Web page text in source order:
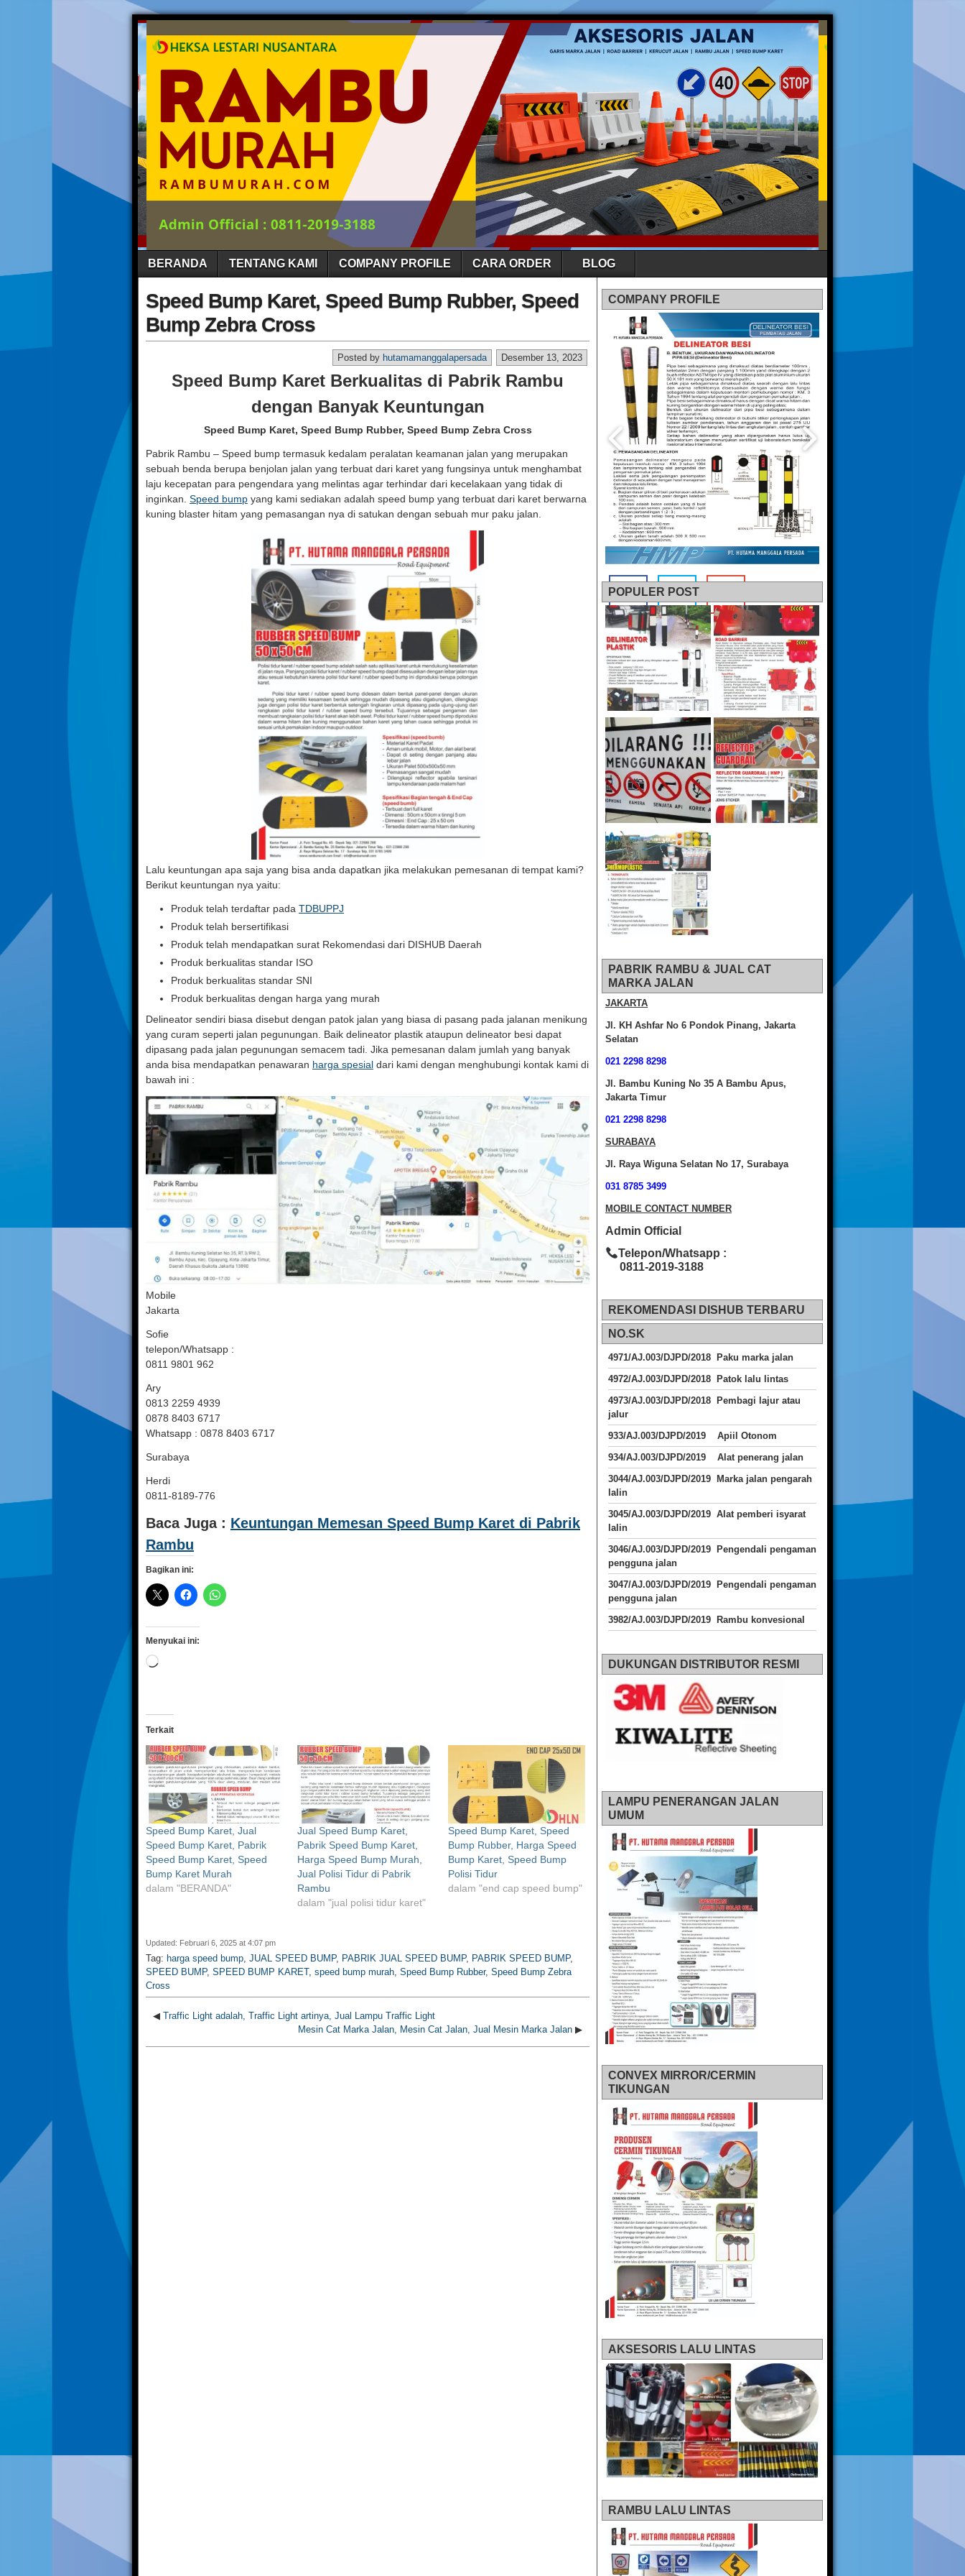
BERANDA TENTANG KAMI COMPANY PROFILE CARA ORDER BLOG
Speed Bump Karet, Speed Bump Rubber, Speed
Bump Zebra Cross
Desember 13, 2023
Posted by hutamamanggalapersada
Speed Bump Karet Berkualitas di Pabrik Rambu
dengan Banyak Keuntungan
Speed Bump Karet, Speed Bump Rubber, Speed Bump Zebra Cross
Pabrik Rambu – Speed bump termasuk kedalam peralatan keamanan jalan yang merupakan
sebuah benda berupa benjolan jalan yang terbuat dari karet yang fungsinya untuk menghambat
laju kecepatan para pengendara yang melintas agar terhindar dari kecelakaan yang tidak di
inginkan. Speed bump yang kami sediakan adalah speed bump yang terbuat dari karet berwarna
kuning blaster hitam yang pemasangan nya di satukan dengan sebuah mur paku jalan.
Lalu keuntungan apa saja yang bisa anda dapatkan jika melakukan pemesanan di tempat kami?
Berikut keuntungan nya yaitu:
Produk telah terdaftar pada TDBUPPJ
Produk telah bersertifikasi
Produk telah mendapatkan surat Rekomendasi dari DISHUB Daerah
Produk berkualitas standar ISO
Produk berkualitas standar SNI
Produk berkualitas dengan harga yang murah
Delineator sendiri biasa disebut dengan patok jalan yang biasa di pasang pada jalanan menikung
yang curam seperti jalan pegunungan. Baik delineator plastik ataupun delineator besi dapat
dipasang pada jalan pegunungan semacem tadi. Jika pemesanan dalam jumlah yang banyak
anda bisa mendapatkan penawaran harga spesial dari kami dengan menghubungi kontak kami di
bawah ini :
Mobile
Jakarta
Sofie
telepon/Whatsapp :
0811 9801 962
Ary
0813 2259 4939
0878 8403 6717
Whatsapp : 0878 8403 6717
Surabaya
Herdi
0811-8189-776
Baca Juga : Keuntungan Memesan Speed Bump Karet di Pabrik
Rambu
Bagikan ini:
Menyukai ini:
Memuat...
Terkait
Speed Bump Karet, Jual
Speed Bump Karet, Pabrik
Speed Bump Karet, Speed
Bump Karet Murah
dalam "BERANDA"
Jual Speed Bump Karet,
Pabrik Speed Bump Karet,
Harga Speed Bump Murah,
Jual Polisi Tidur di Pabrik
Rambu
dalam "jual polisi tidur karet"
Speed Bump Karet, Speed
Bump Rubber, Harga Speed
Bump Karet, Speed Bump
Polisi Tidur
dalam "end cap speed bump"
Updated: Februari 6, 2025 at 4:07 pm
Tag: harga speed bump JUAL SPEED BUMP, PABRIK JUAL SPEED BUMP, PABRIK SPEED BUMP,
SPEED BUMP, SPEED BUMP KARET, speed bump murah Speed Bump Rubber, Speed Bump Zebra
Cross
◀ Traffic Light adalah, Traffic Light artinya, Jual Lampu Traffic Light
Mesin Cat Marka Jalan, Mesin Cat Jalan, Jual Mesin Marka Jalan ▶
COMPANY PROFILE
POPULER POST
PABRIK RAMBU & JUAL CAT
MARKA JALAN
JAKARTA
Jl. KH Ashfar No 6 Pondok Pinang, Jakarta
Selatan
021 2298 8298
Jl. Bambu Kuning No 35 A Bambu Apus,
Jakarta Timur
021 2298 8298
SURABAYA
Jl. Raya Wiguna Selatan No 17, Surabaya
031 8785 3499
MOBILE CONTACT NUMBER
Admin Official
Telepon/Whatsapp :
0811-2019-3188
REKOMENDASI DISHUB TERBARU
NO.SK
4971/AJ.003/DJPD/2018 Paku marka jalan
4972/AJ.003/DJPD/2018 Patok lalu lintas
4973/AJ.003/DJPD/2018
Pembagi lajur atau
jalur
933/AJ.003/DJPD/2019 Apiil Otonom
934/AJ.003/DJPD/2019 Alat penerang jalan
3044/AJ.003/DJPD/2019 Marka jalan pengarah
lalin
3045/AJ.003/DJPD/2019 Alat pemberi isyarat
lalin
3046/AJ.003/DJPD/2019 Pengendali pengaman
pengguna jalan
3047/AJ.003/DJPD/2019 Pengendali pengaman
pengguna jalan
3982/AJ.003/DJPD/2019 Rambu konvesional
DUKUNGAN DISTRIBUTOR RESMI
LAMPU PENERANGAN JALAN
UMUM
CONVEX MIRROR/CERMIN
TIKUNGAN
AKSESORIS LALU LINTAS
RAMBU LALU LINTAS